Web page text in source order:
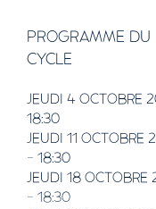
PROGRAMME DU
CYCLE
JEUDI 4 OCTOBRE
18:30
JEUDI 11 OCTOBRE
- 18:30
JEUDI 18 OCTOBRE
- 18:30